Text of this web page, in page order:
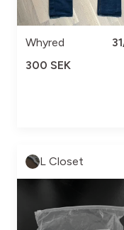
Whyred
300 SEK
L Closet